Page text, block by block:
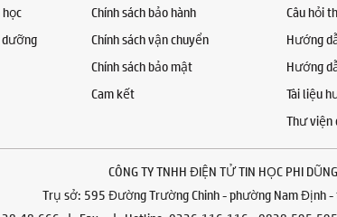
dưỡng
Chính sách bảo hành
Chính sách vận chuyển
Chính sách bảo mật
Cam kết
Câu hỏi
Hướng
Hướng
Tài liệu
Thư viện
CÔNG TY TNHH ĐIỆN TỬ TIN HỌC PHI DŨNG
Trụ sở: 595 Đường Trường Chinh - phường Nam Định -